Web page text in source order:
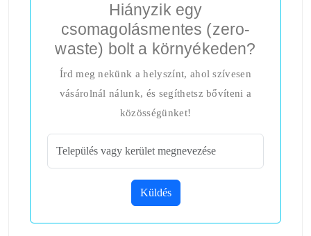
Hiányzik egy
csomagolásmentes (zero-
waste) bolt a környékeden?
Írd meg nekünk a helyszínt, ahol szívesen
vásárolnál nálunk, és segíthetsz bővíteni a
közösségünket!
Küldés